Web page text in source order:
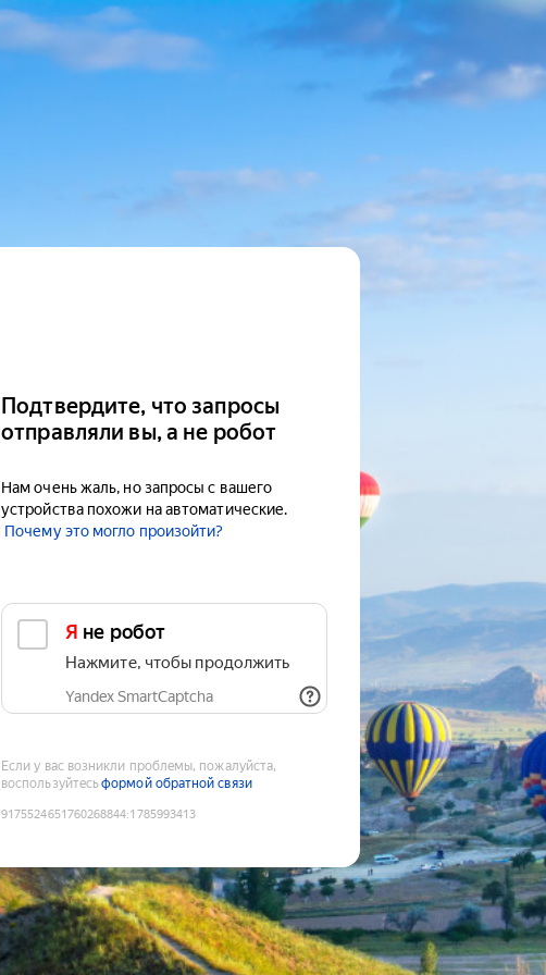
Подтвердите, что запросы
отправляли вы, а не робот
Нам очень жаль, но запросы с вашего
устройства похожи на автоматические.
Почему это могло произойти?
Я не робот
Нажмите, чтобы продолжить
Yandex SmartCaptcha
Если у вас возникли проблемы, пожалуйста,
воспользуйтесьформой обратной связи
9175524651760268844:1785993413